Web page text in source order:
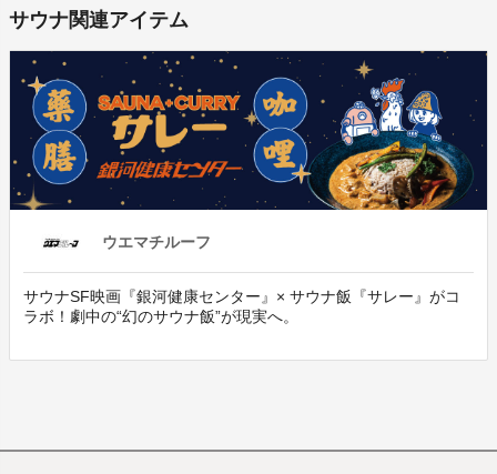
サウナ関連アイテム
ウエマチルーフ
サウナSF映画『銀河健康センター』× サウナ飯『サレー』がコ
ラボ！劇中の“幻のサウナ飯”が現実へ。